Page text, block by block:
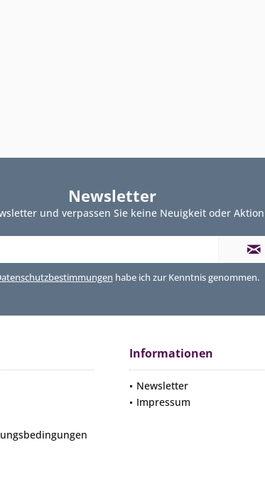
Newsletter
und verpassen Sie keine Neuigkeit oder
habe ich zur Kenntnis genommen.
Informationen
Newsletter
Impressum